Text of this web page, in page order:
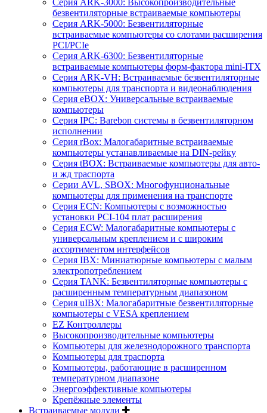
безвентиляторные встраиваемые компьютеры
Серия ARK-5000: Безвентиляторные
встраиваемые компьютеры со слотами расширения
PCI/PCIe
Серия ARK-6300: Безвентиляторные
встраиваемые компьютеры форм-фактора mini-ITX
Серия ARK-VH: Встраиваемые безвентиляторные
компьютеры для транспорта и видеонаблюдения
Серия eBOX: Универсальные встраиваемые
компьютеры
Серия IPC: Barebon системы в безвентиляторном
исполнении
Серия rBox: Малогабаритные встраиваемые
компьютеры устанавливаемые на DIN-рейку
Серия tBOX: Встраиваемые компьютеры для авто-
и жд траспорта
Серии AVL, SBOX: Многофунциональные
компьютеры для применения на транспорте
Серия ECN: Компьютеры с возможностью
установки PCI-104 плат расширения
Серия ECW: Малогабаритные компьютеры с
универсальным креплением и с широким
ассортиментом интерфейсов
Серия IBX: Миниатюрные компьютеры с малым
электропотреблением
Серия TANK: Безвентиляторные компьютеры с
расширенным температурным диапазоном
Серия uIBX: Малогабаритные безвентиляторные
компьютеры с VESA креплением
EZ Контроллеры
Высокопроизводительные компьютеры
Компьютеры для железнодорожного транспорта
Компьютеры для траспорта
Компьютеры, работающие в расширенном
температурном диапазоне
Энергоэффективные компьютеры
Крепёжные элементы
Встраиваемые модули